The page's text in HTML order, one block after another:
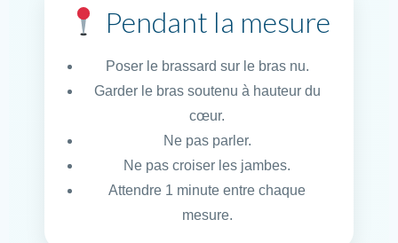
Pendant la mesure
Poser le brassard sur le bras nu.
Garder le bras soutenu à hauteur du
cœur.
Ne pas parler.
Ne pas croiser les jambes.
Attendre 1 minute entre chaque
mesure.